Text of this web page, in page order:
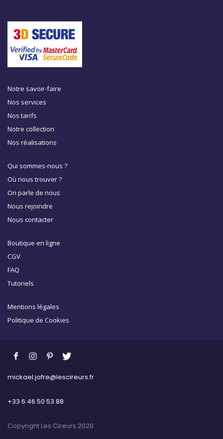
Notre savoir-faire
Nos services
Nos tarifs
Notre collection
Nos réalisations
Qui sommes-nous ?
Où nous trouver ?
On parle de nous
Nous rejoindre
Nous contacter
Boutique en ligne
CGV
FAQ
Tutoriels
Mentions légales
Politique de Cookies
mickael.jofre@lescireurs.fr
+33 6 46 50 53 88
Copyright Les Cireurs 2020